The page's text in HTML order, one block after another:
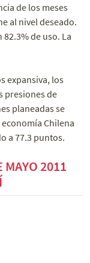
de los meses
al nivel deseado.
de uso. La
expansiva, los
presiones de
planeadas se
Chilena
a 77.3 puntos.
MAYO 2011